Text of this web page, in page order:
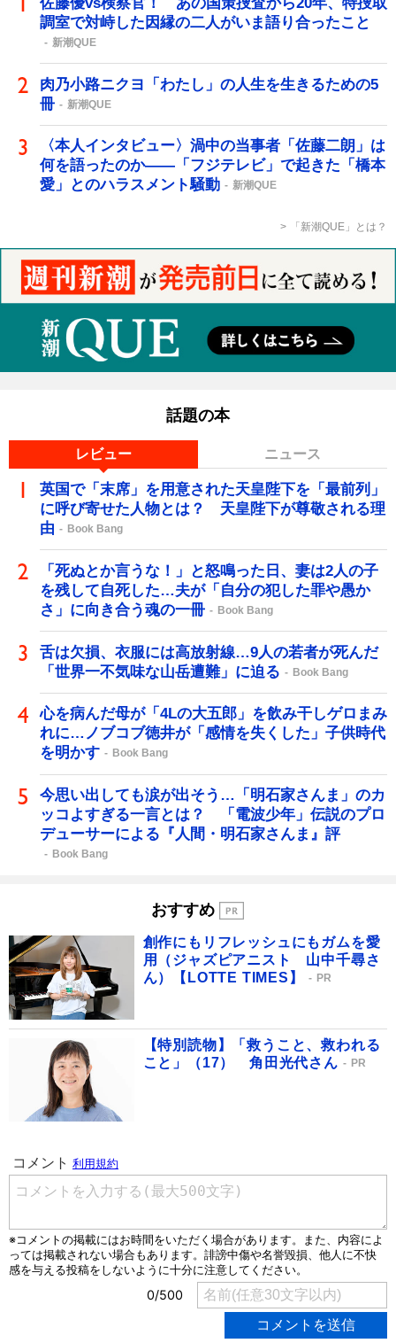
調室で対峙した因縁の二人がいま語り合ったこと
新潮QUE
肉乃小路ニクヨ「わたし」の人生を生きるための5
冊
新潮QUE
〈本人インタビュー〉渦中の当事者「佐藤二朗」は
何を語ったのか――「フジテレビ」で起きた「橋本
愛」とのハラスメント騒動
新潮QUE
「新潮QUE」とは？
話題の本
レビュー ニュース
英国で「末席」を用意された天皇陛下を「最前列」
に呼び寄せた人物とは？ 天皇陛下が尊敬される理
由
Book Bang
「死ぬとか言うな！」と怒鳴った日、妻は2人の子
を残して自死した…夫が「自分の犯した罪や愚か
さ」に向き合う魂の一冊
Book Bang
舌は欠損、衣服には高放射線…9人の若者が死んだ
「世界一不気味な山岳遭難」に迫る
Book Bang
心を病んだ母が「4Lの大五郎」を飲み干しゲロまみ
れに…ノブコブ徳井が「感情を失くした」子供時代
を明かす
Book Bang
今思い出しても涙が出そう…「明石家さんま」のカ
ッコよすぎる一言とは？ 「電波少年」伝説のプロ
デューサーによる『人間・明石家さんま』評
Book Bang
おすすめ
創作にもリフレッシュにもガムを愛
用（ジャズピアニスト 山中千尋さ
ん）【LOTTE TIMES】
PR
【特別読物】「救うこと、救われる
こと」（17） 角田光代さん
PR